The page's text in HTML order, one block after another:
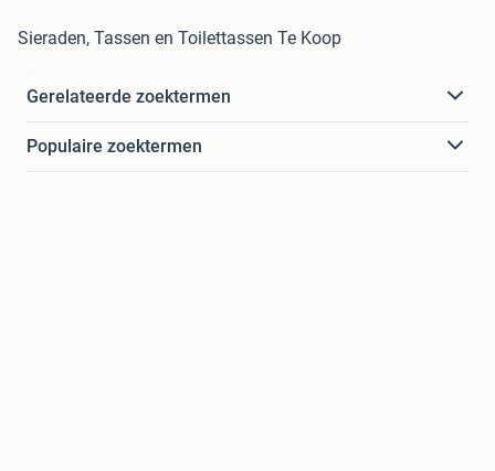
Sieraden, Tassen en Toilettassen Te Koop
Gerelateerde zoektermen
Populaire zoektermen